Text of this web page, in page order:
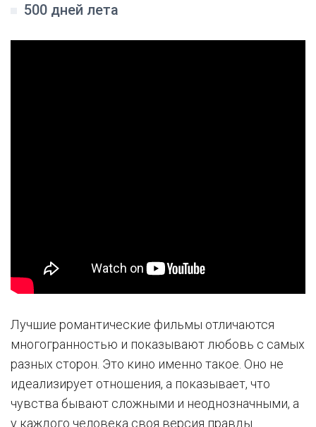
500 дней лета
Лучшие романтические фильмы отличаются
многогранностью и показывают любовь с самых
разных сторон. Это кино именно такое. Оно не
идеализирует отношения, а показывает, что
чувства бывают сложными и неоднозначными, а
у каждого человека своя версия правды.